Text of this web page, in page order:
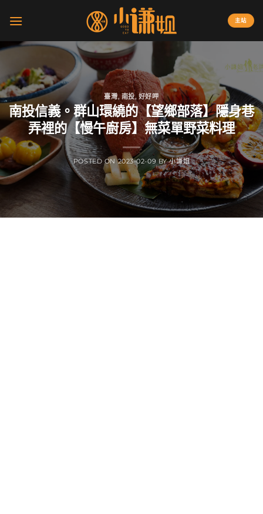
主站
臺灣,南投,好好呷
南投信義。群山環繞的【望鄉部落】隱身巷
弄裡的【慢午廚房】無菜單野菜料理
POSTED ON2023-02-09 BY小謙姐